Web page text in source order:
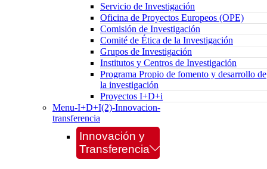
Servicio de Investigación
Oficina de Proyectos Europeos (OPE)
Comisión de Investigación
Comité de Ética de la Investigación
Grupos de Investigación
Institutos y Centros de Investigación
Programa Propio de fomento y desarrollo de
la investigación
Proyectos I+D+i
Menu-I+D+I(2)-Innovacion-
transferencia
Innovación y
Transferencia